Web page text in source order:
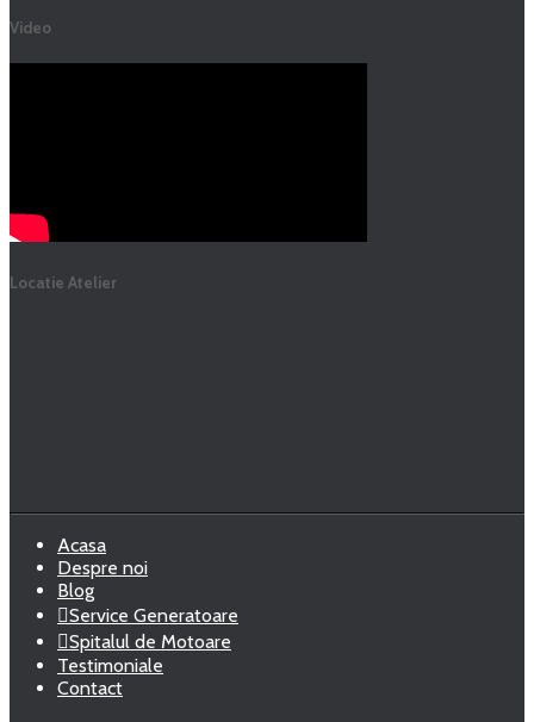
Video
Locatie Atelier
Acasa
Despre noi
Blog
Service Generatoare
Spitalul de Motoare
Testimoniale
Contact